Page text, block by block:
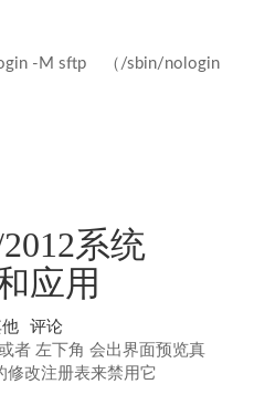
-M sftp （/sbin/nologin
系统
应用
评论
者 左下角 会出界面预览真
修改注册表来禁用它